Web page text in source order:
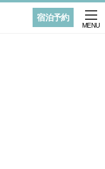
宿泊予約
MENU